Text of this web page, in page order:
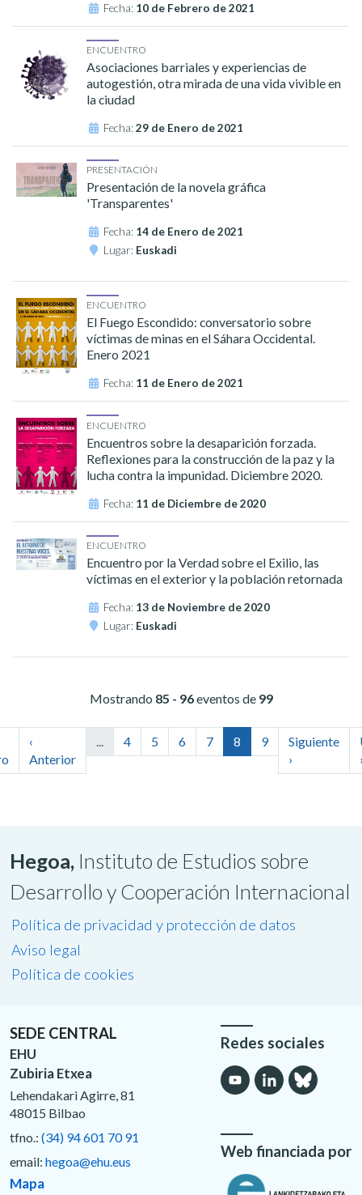
Fecha: 10 de Febrero de 2021
ENCUENTRO
Asociaciones barriales y experiencias de
autogestión, otra mirada de una vida vivible en
la ciudad
Fecha:29 de Enero de 2021
PRESENTACIÓN
Presentación de la novela gráfica
'Transparentes'
Fecha: 14 de Enero de 2021
Lugar: Euskadi
ENCUENTRO
El Fuego Escondido: conversatorio sobre
víctimas de minas en el Sáhara Occidental.
Enero 2021
Fecha: 11 de Enero de 2021
ENCUENTRO
Encuentros sobre la desaparición forzada.
Reflexiones para la construcción de la paz y la
lucha contra la impunidad. Diciembre 2020.
Fecha: 11 de Diciembre de 2020
ENCUENTRO
Encuentro por la Verdad sobre el Exilio, las
víctimas en el exterior y la población retornada
Fecha: 13 de Noviembre de 2020
Lugar: Euskadi
Mostrando 85 - 96eventos de 99
‹
Anterior
4 5 6 7 8 9
Siguiente
›
Hegoa, Instituto de Estudios sobre
Desarrollo y Cooperación Internacional
Política de privacidad y protección de datos
Aviso legal
Política de cookies
SEDE CENTRAL
EHU
Zubiria Etxea
Lehendakari Agirre, 81
48015 Bilbao
tfno.: (34) 94 601 70 91
email: hegoa@ehu.eus
Mapa
Redes sociales
Web financiada por